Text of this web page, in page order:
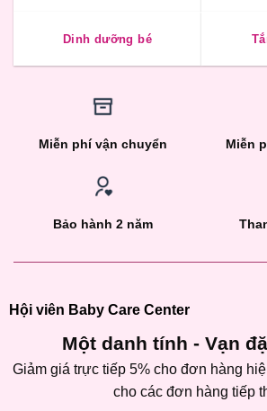
Dinh dưỡng bé
Miễn phí vận chuyển Miễn
Bảo hành 2 năm
Hội viên Baby Care Center
Một danh tính - Vạn
Giảm giá trực tiếp 5% cho đơn hàng
cho các đơn hàng tiếp